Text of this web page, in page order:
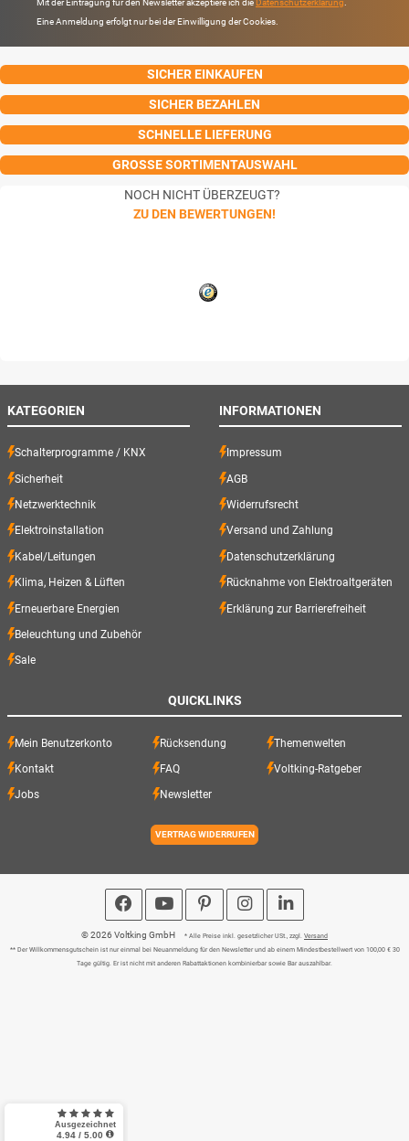
Mit der Eintragung für den Newsletter akzeptiere ich die Datenschutzerklärung
Eine Anmeldung erfolgt nur bei der Einwilligung der Cookies.
SICHER EINKAUFEN
SICHER BEZAHLEN
SCHNELLE LIEFERUNG
GROSSE SORTIMENTAUSWAHL
NOCH NICHT ÜBERZEUGT?
ZU DEN BEWERTUNGEN!
KATEGORIEN
Schalterprogramme / KNX
Sicherheit
Netzwerktechnik
Elektroinstallation
Kabel/Leitungen
Klima, Heizen & Lüften
Erneuerbare Energien
Beleuchtung und Zubehör
Sale
INFORMATIONEN
Impressum
AGB
Widerrufsrecht
Versand und Zahlung
Datenschutzerklärung
Rücknahme von Elektroaltgeräten
Erklärung zur Barrierefreiheit
QUICKLINKS
Mein Benutzerkonto Rücksendung Themenwelten
Kontakt FAQ Voltking-Ratgeber
Jobs Newsletter
VERTRAG WIDERRUFEN
© 2026 Voltking GmbH * Alle Preise inkl. gesetzlicher USt., zzgl. Versand
** Der Willkommensgutschein ist nur einmal bei Neuanmeldung für den Newsletter und ab einem Mindestbestellwert von 100,00 € 30
Tage gültig. Er ist nicht mit anderen Rabattaktionen kombinierbar sowie Bar auszahlbar.